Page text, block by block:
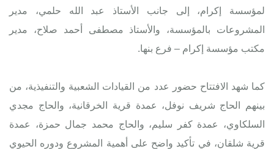
لمؤسسة إكرام، إلى جانب الأستاذ عبد الله حلمي، مدير
المشروعات بالمؤسسة، والأستاذ مصطفى أحمد صلاح، مدير
مكتب مؤسسة إكرام – فرع بنها.
كما شهد الافتتاح حضور عدد من القيادات الشعبية والتنفيذية، من
بينهم الحاج شريف نوفل، عمدة قرية الخرقانية، والحاج مجدي
السلكاوي، عمدة كفر سليم، والحاج محمد جمال حمزة، عمدة
قرية شلقان، في تأكيد واضح على أهمية المشروع ودوره الحيوي